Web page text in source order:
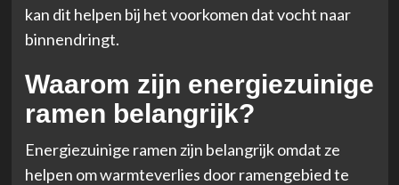
kan dit helpen bij het voorkomen dat vocht naar
binnendringt.
Waarom zijn energiezuinige
ramen belangrijk?
Energiezuinige ramen zijn belangrijk omdat ze
helpen om warmteverlies door ramengebied te